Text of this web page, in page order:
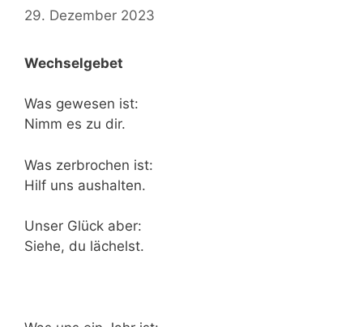
29. Dezember 2023
Wechselgebet
Was gewesen ist:
Nimm es zu dir.
Was zerbrochen ist:
Hilf uns aushalten.
Unser Glück aber:
Siehe, du lächelst.